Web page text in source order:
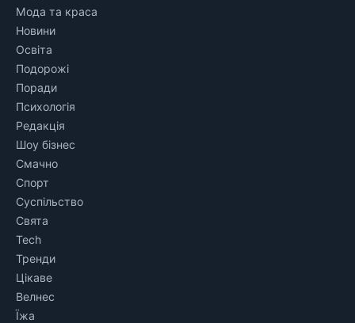
Мода та краса
Новини
Освіта
Подорожі
Поради
Психологія
Редакція
Шоу бізнес
Смачно
Спорт
Суспільство
Свята
Tech
Тренди
Цікаве
Велнес
Їжа